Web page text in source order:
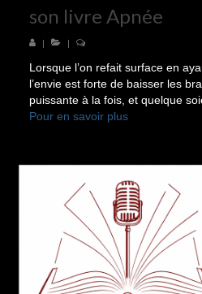
son livre Apnée
Lorsque l’on refait surface en
l’envie est forte de baisser les
puissante à la fois, et quelque
Pour en savoir plus